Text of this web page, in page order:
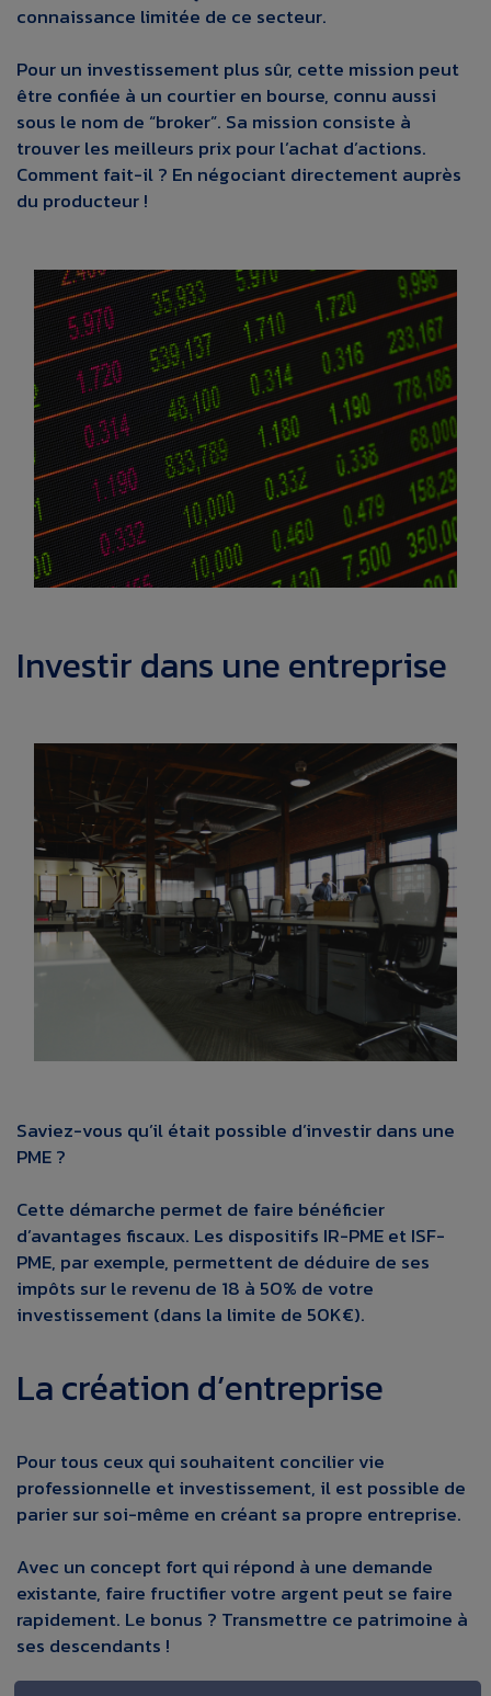
connaissance limitée de ce secteur.
Pour un investissement plus sûr, cette mission peut
être confiée à un courtier en bourse, connu aussi
sous le nom de “broker”. Sa mission consiste à
trouver les meilleurs prix pour l’achat d’actions.
Comment fait-il ? En négociant directement auprès
du producteur !
Investir dans une entreprise
Saviez-vous qu’il était possible d’investir dans une
PME ?
Cette démarche permet de faire bénéficier
d’avantages fiscaux. Les dispositifs IR-PME et ISF-
PME, par exemple, permettent de déduire de ses
impôts sur le revenu de 18 à 50% de votre
investissement (dans la limite de 50K€).
La création d’entreprise
Pour tous ceux qui souhaitent concilier vie
professionnelle et investissement, il est possible de
parier sur soi-même en créant sa propre entreprise.
Avec un concept fort qui répond à une demande
existante, faire fructifier votre argent peut se faire
rapidement. Le bonus ? Transmettre ce patrimoine à
ses descendants !